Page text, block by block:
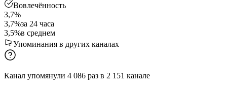
Вовлечённость
3,7%
3,7%за 24 часа
3,5%в среднем
Упоминания в других каналах
Канал упомянули 4 086 раз в 2 151 канале